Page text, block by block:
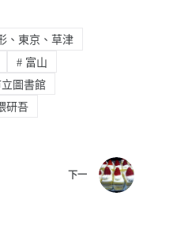
、東京、草津
# 富山
圖書館
研吾
下一